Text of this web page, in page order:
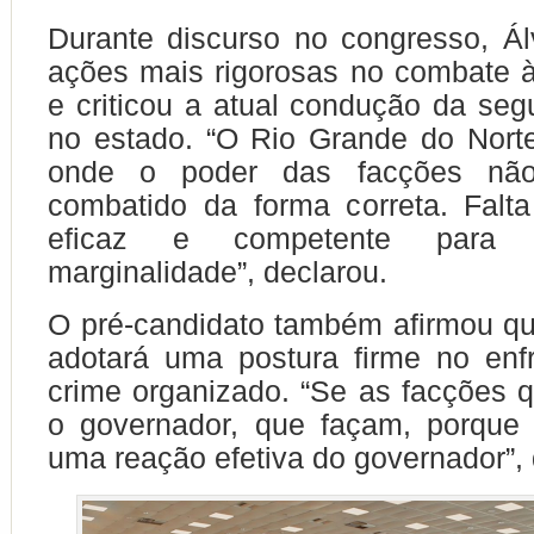
Durante discurso no congresso,
ações mais rigorosas no combate
e criticou a atual condução da
no estado. “O Rio Grande do
onde o poder das facções
combatido da forma correta.
eficaz e competente para
marginalidade”, declarou.
O pré-candidato também afirmou
adotará uma postura firme no
crime organizado. “Se as facções
o governador, que façam, porque
uma reação efetiva do governador”,